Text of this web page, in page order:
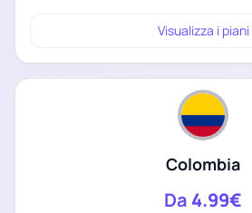
Visualizza i piani
Colombia
Da 4.99€